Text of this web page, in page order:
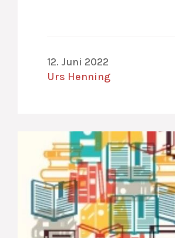
12. Juni 2022
Urs Henning